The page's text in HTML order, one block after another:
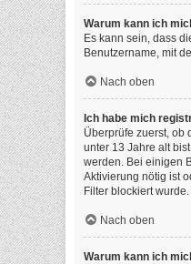
Warum kann ich
Es kann sein, dass
Benutzername, mit
Nach oben
Ich habe mich
Überprüfe zuerst, ob
unter 13 Jahre alt
werden. Bei einigen
Aktivierung nötig ist
Filter blockiert
Nach oben
Warum kann ich